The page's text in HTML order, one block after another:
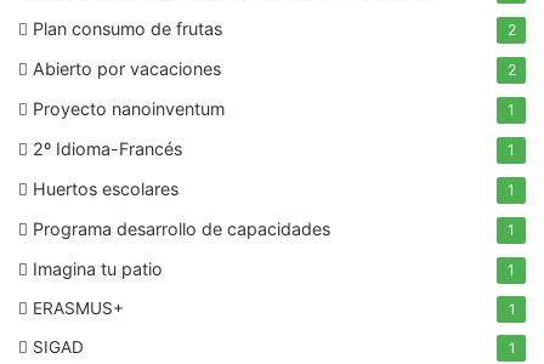
Plan consumo de frutas 2
Abierto por vacaciones 2
Proyecto nanoinventum 1
2º Idioma-Francés 1
Huertos escolares 1
Programa desarrollo de capacidades 1
Imagina tu patio 1
ERASMUS+ 1
SIGAD 1